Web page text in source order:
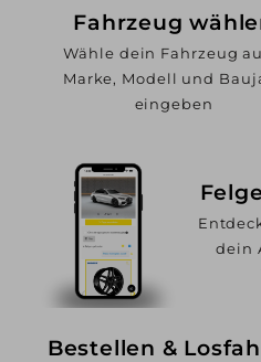
Fahrzeug
Wähle dein Fahrzeug
Marke, Modell und
eingeben
dein
Bestellen &